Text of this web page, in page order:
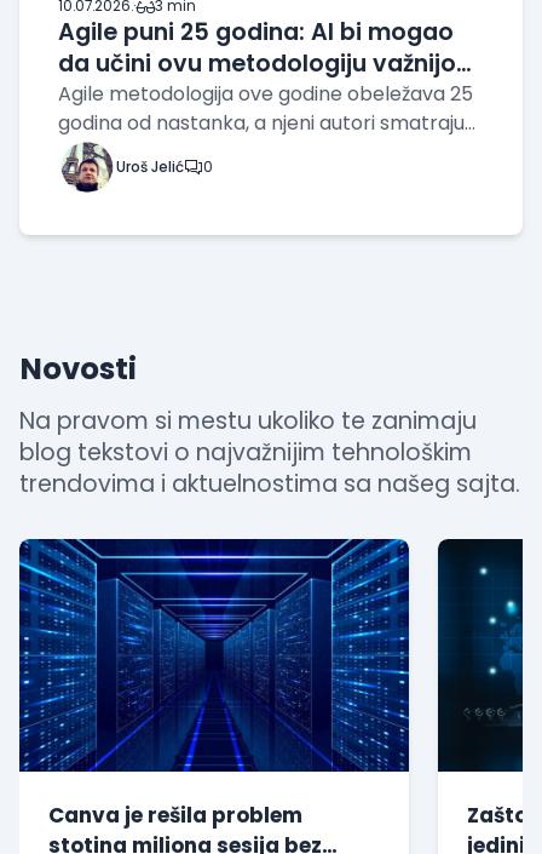
10.07.2026.· 3 min
Agile puni 25 godina: AI bi mogao
da učini ovu metodologiju važnijom
nego ikada
Agile metodologija ove godine obeležava 25
godina od nastanka, a njeni autori smatraju
da nikada nije bila relevantnija nego danas.
Dok generativna veštačka inteligencija
upozoravaju da upravo Agile postaje ključni
Uroš Jelić 0
Novosti
Na pravom si mestu ukoliko te zanimaju
blog tekstovi o najvažnijim tehnološkim
trendovima i aktuelnostima sa našeg sajta.
Canva je rešila problem
stotina miliona sesija bez
Zašto
jedini